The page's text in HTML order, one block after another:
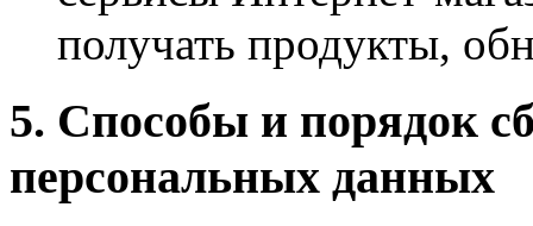
получать продукты,
5. Способы и порядок
персональных данных